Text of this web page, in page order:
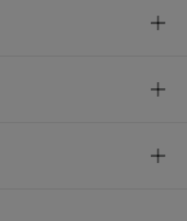
¡GRATIS!